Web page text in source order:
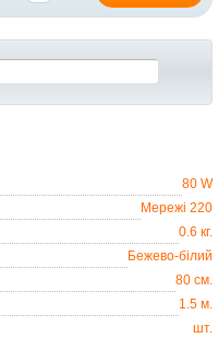
80 W
Мережі 220
0.6 кг.
Бежево-білий
80 см.
1.5 м.
шт.